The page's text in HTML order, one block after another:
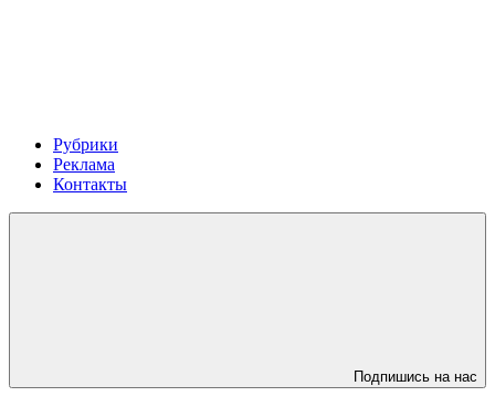
Рубрики
Реклама
Контакты
Подпишись на нас